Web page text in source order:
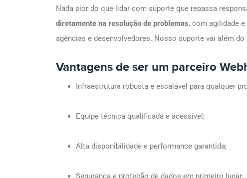
Nada pior do que lidar com suporte que repassa
diretamente na resolução de problemas, com agilidade
agências e desenvolvedores. Nosso suporte vai além
Vantagens de ser um parceiro
Infraestrutura robusta e escalável para qualquer
Equipe técnica qualificada e acessível;
Alta disponibilidade e performance garantida;
Segurança e proteção de dados em primeiro lugar;